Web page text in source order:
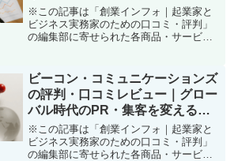
例
※この記事は「創業インフォ｜起業家と
ビジネス実務家のための口コミ・評判」
の編集部に寄せられた各商品・サービス
れたいけど、どこから手をつけていいか
わからない」「自社の強...
ビーコン・コミュニケーションズ
の評判・口コミレビュー｜グロー
バル時代のPR・集客を変える力
を体験してみた
※この記事は「創業インフォ｜起業家と
ビジネス実務家のための口コミ・評判」
の編集部に寄せられた各商品・サービス